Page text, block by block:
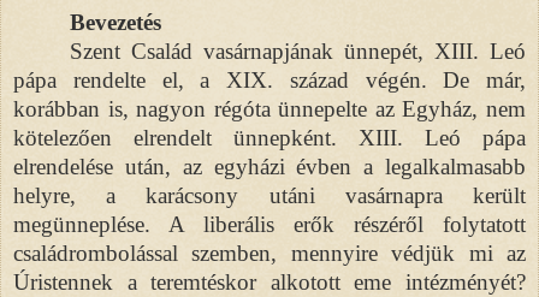
Bevezetés
Szent Család vasárnapjának ünnepét, XIII. Leó
pápa rendelte el, a XIX. század végén. De már,
korábban is, nagyon régóta ünnepelte az Egyház, nem
kötelezően elrendelt ünnepként. XIII. Leó pápa
elrendelése után, az egyházi évben a legalkalmasabb
helyre, a karácsony utáni vasárnapra került
megünneplése. A liberális erők részéről folytatott
családrombolással szemben, mennyire védjük mi az
Úristennek a teremtéskor alkotott eme intézményét?